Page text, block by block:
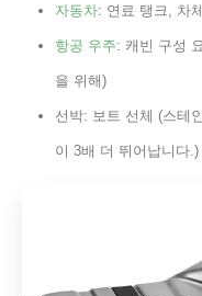
자동차: 연료 탱크, 차
항공 우주: 캐빈 구성
을 위해)
선박: 보트 선체 (스테
이 3배 더 뛰어납니다.)